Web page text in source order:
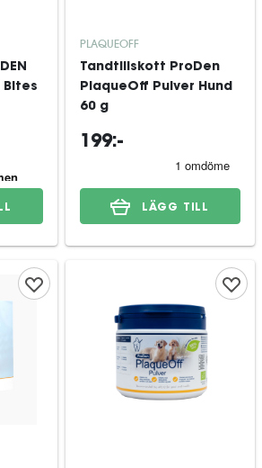
Bites
PLAQUEOFF
Tandtillskott ProDen
PlaqueOff Pulver Hund
60 g
199:-
LÄGG TILL